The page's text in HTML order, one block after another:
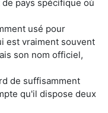
pays spécifique où
usé pour
est vraiment souvent
son nom officiel,
de suffisamment
qu'il dispose deux